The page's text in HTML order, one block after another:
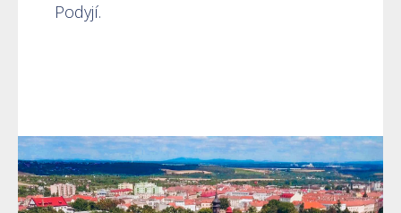
Podyjí.